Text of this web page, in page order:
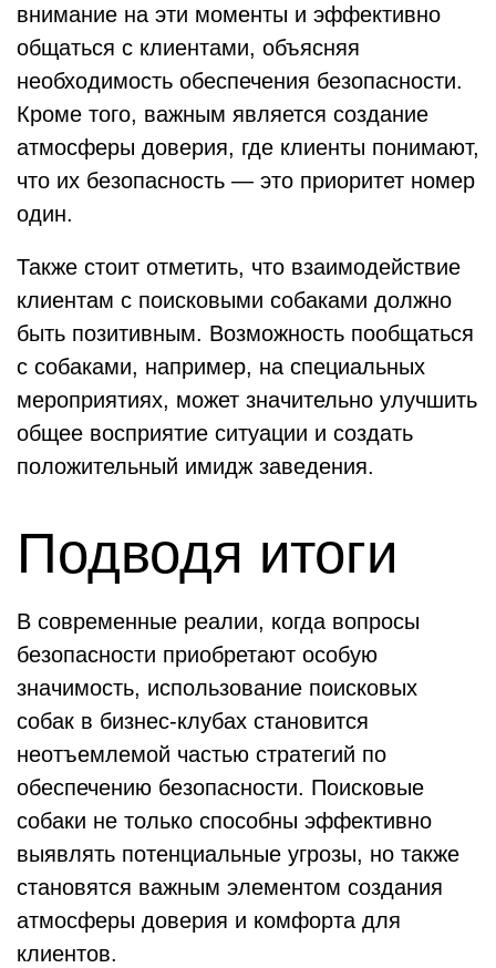
внимание на эти моменты и эффективно
общаться с клиентами, объясняя
необходимость обеспечения безопасности.
Кроме того, важным является создание
атмосферы доверия, где клиенты понимают,
что их безопасность — это приоритет номер
один.
Также стоит отметить, что взаимодействие
клиентам с поисковыми собаками должно
быть позитивным. Возможность пообщаться
с собаками, например, на специальных
мероприятиях, может значительно улучшить
общее восприятие ситуации и создать
положительный имидж заведения.
Подводя итоги
В современные реалии, когда вопросы
безопасности приобретают особую
значимость, использование поисковых
собак в бизнес-клубах становится
неотъемлемой частью стратегий по
обеспечению безопасности. Поисковые
собаки не только способны эффективно
выявлять потенциальные угрозы, но также
становятся важным элементом создания
атмосферы доверия и комфорта для
клиентов.